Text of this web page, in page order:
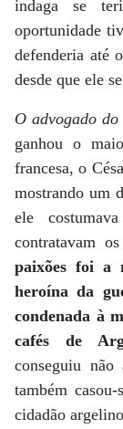
indaga se
oportunidade
defenderia até
desde que ele
O advogado
ganhou o
francesa, o
mostrando um
ele
contratavam
paixões foi a
heroína da
condenada à
cafés de
conseguiu não
também
cidadão